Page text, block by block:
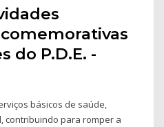
do P.D.E. -
básicos de saúde,
contribuindo para romper a